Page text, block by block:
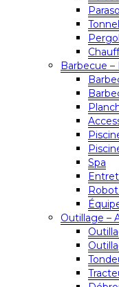
Barbecue –
Spa
Outillage –